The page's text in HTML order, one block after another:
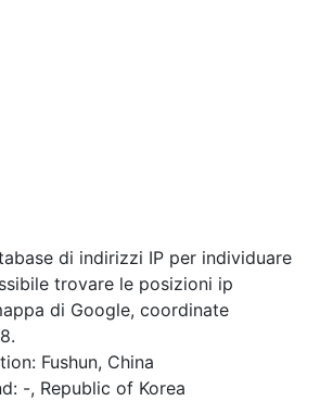
di indirizzi IP per individuare
trovare le posizioni ip
di Google, coordinate
Fushun, China
-, Republic of Korea